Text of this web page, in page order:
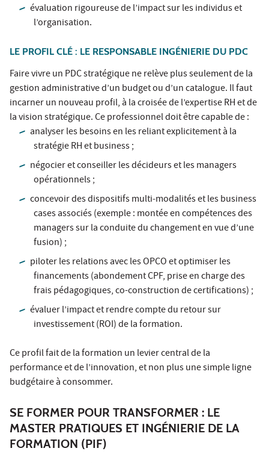
évaluation rigoureuse de l’impact sur les individus et
l’organisation.
LE PROFIL CLÉ : LE RESPONSABLE INGÉNIERIE DU PDC
Faire vivre un PDC stratégique ne relève plus seulement de la
gestion administrative d’un budget ou d’un catalogue. Il faut
incarner un nouveau profil, à la croisée de l’expertise RH et de
la vision stratégique. Ce professionnel doit être capable de :
analyser les besoins en les reliant explicitement à la
stratégie RH et business ;
négocier et conseiller les décideurs et les managers
opérationnels ;
concevoir des dispositifs multi‑modalités et les business
cases associés (exemple : montée en compétences des
managers sur la conduite du changement en vue d’une
fusion) ;
piloter les relations avec les OPCO et optimiser les
financements (abondement CPF, prise en charge des
frais pédagogiques, co-construction de certifications) ;
évaluer l’impact et rendre compte du retour sur
investissement (ROI) de la formation.
Ce profil fait de la formation un levier central de la
performance et de l’innovation, et non plus une simple ligne
budgétaire à consommer.
SE FORMER POUR TRANSFORMER : LE
MASTER PRATIQUES ET INGÉNIERIE DE LA
FORMATION (PIF)